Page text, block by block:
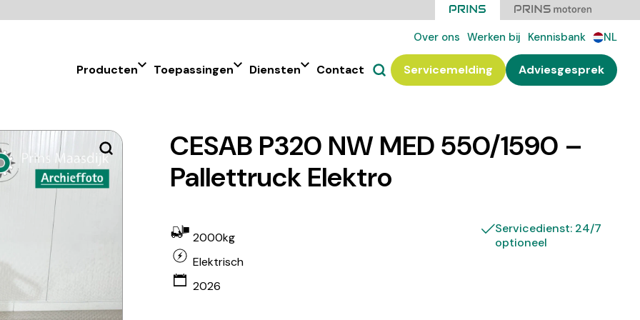
Over ons Werken bij Kennisbank NL
Producten Toepassingen Diensten Contact Servicemelding Adviesgesprek
CESAB P320 NW MED 550/1590 –
Pallettruck Elektro
2000kg
Elektrisch
2026
Servicedienst: 24/7
optioneel